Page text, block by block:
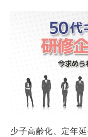
少子高齢化、定年